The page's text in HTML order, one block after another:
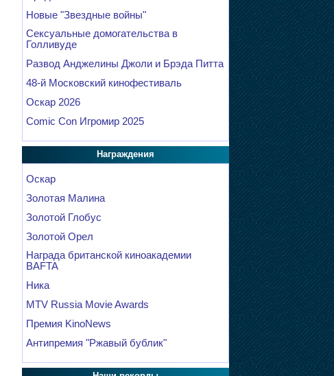
Новые "Звездные войны"
Сексуальные домогательства в
Голливуде
Развод Анджелины Джоли и Брэда Питта
48-й Московский кинофестиваль
Оскар 2026
Comic Con Игромир 2025
Награждения
Оскар
Золотая Малина
Золотой Глобус
Золотой Орел
Награда британской киноакадемии
BAFTA
Ника
MTV Russia Movie Awards
Премия KinoNews
Антипремия "Ржавый бублик"